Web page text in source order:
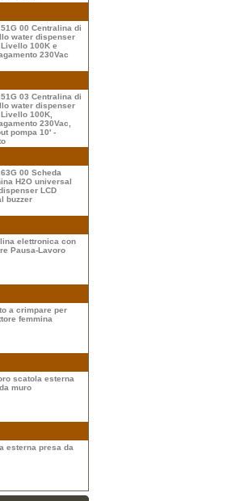
00 Centralina di
water dispenser
100K e
230Vac
03 Centralina di
water dispenser
100K,
230Vac,
pompa 10' -
00 Scheda
H2O universal
LCD
buzzer
elettronica con
Pausa-Lavoro
a crimpare per
femmina
scatola esterna
muro
esterna presa da